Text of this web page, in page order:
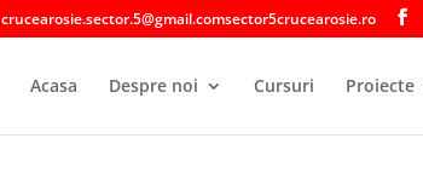
crucearosie.sector.5@gmail.comsector5crucearosie.ro
Acasa Despre noi Cursuri Proiecte